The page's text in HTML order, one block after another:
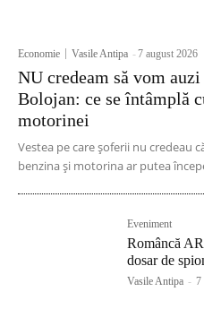
Economie Vasile Antipa -7 august 2026
NU credeam să vom
Bolojan: ce se întâmplă
motorinei
Vestea pe care șoferii nu credeau
benzina și motorina ar putea
Eveniment
Româncă
dosar de
Vasile Antipa - 7